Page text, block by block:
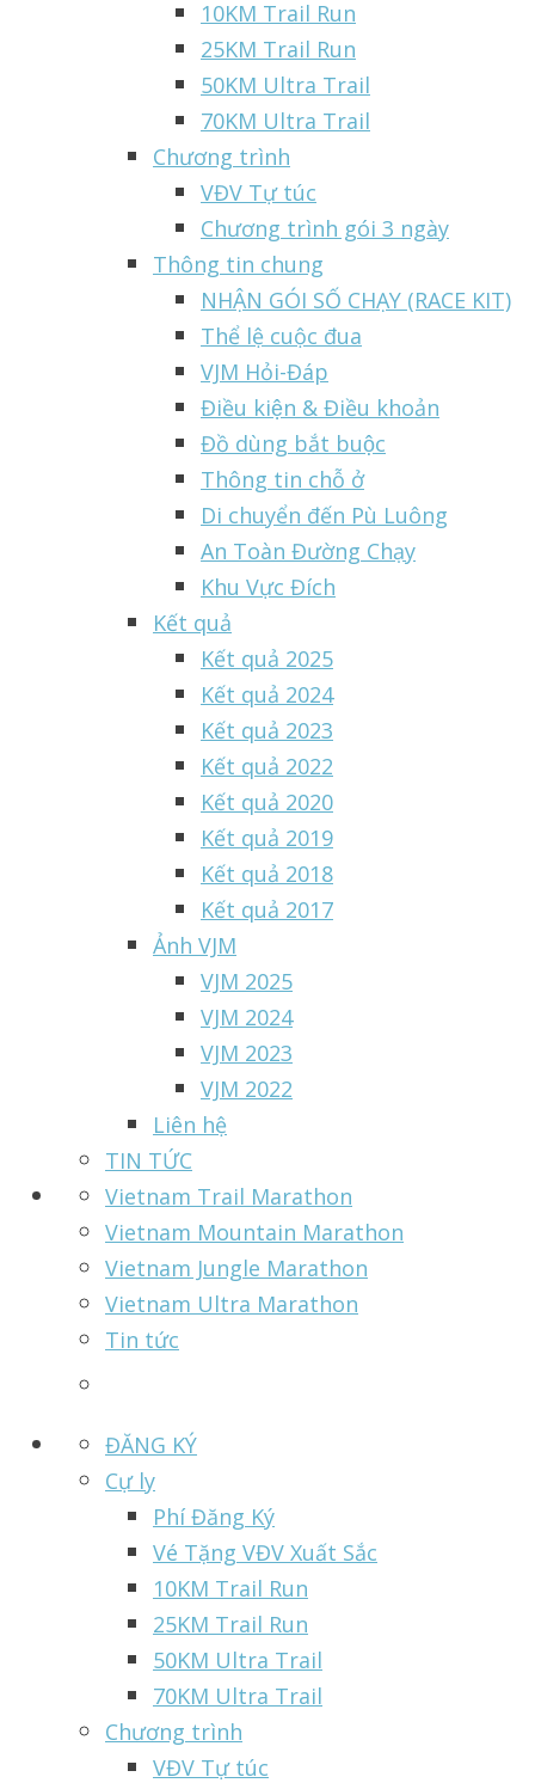
10KM Trail Run
25KM Trail Run
50KM Ultra Trail
70KM Ultra Trail
Chương trình
VĐV Tự túc
Chương trình gói 3 ngày
Thông tin chung
NHẬN GÓI SỐ CHẠY (RACE KIT)
Thể lệ cuộc đua
VJM Hỏi-Đáp
Điều kiện & Điều khoản
Đồ dùng bắt buộc
Thông tin chỗ ở
Di chuyển đến Pù Luông
An Toàn Đường Chạy
Khu Vực Đích
Kết quả
Kết quả 2025
Kết quả 2024
Kết quả 2023
Kết quả 2022
Kết quả 2020
Kết quả 2019
Kết quả 2018
Kết quả 2017
Ảnh VJM
VJM 2025
VJM 2024
VJM 2023
VJM 2022
Liên hệ
TIN TỨC
Vietnam Trail Marathon
Vietnam Mountain Marathon
Vietnam Jungle Marathon
Vietnam Ultra Marathon
Tin tức
ĐĂNG KÝ
Cự ly
Phí Đăng Ký
Vé Tặng VĐV Xuất Sắc
10KM Trail Run
25KM Trail Run
50KM Ultra Trail
70KM Ultra Trail
Chương trình
VĐV Tự túc